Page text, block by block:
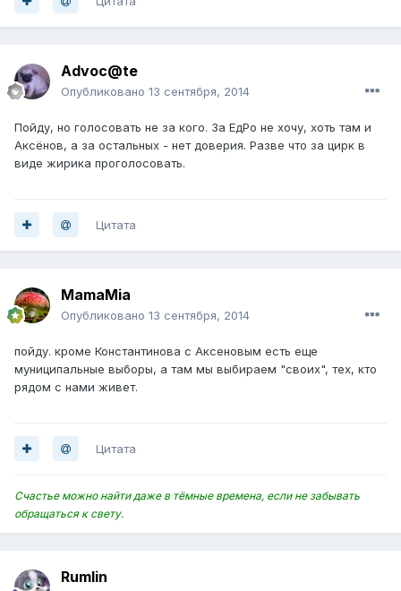
Advoc@te
Опубликовано 13 сентября, 2014
Пойду, но голосовать не за кого. За ЕдРо не хочу, хоть там и
Аксёнов, а за остальных - нет доверия. Разве что за цирк в
виде жирика проголосовать.
Цитата
MamaMia
Опубликовано 13 сентября, 2014
пойду. кроме Константинова с Аксеновым есть еще
муниципальные выборы, а там мы выбираем "своих", тех, кто
рядом с нами живет.
Цитата
Счастье можно найти даже в тёмные времена, если не забывать
обращаться к свету.
Rumlin